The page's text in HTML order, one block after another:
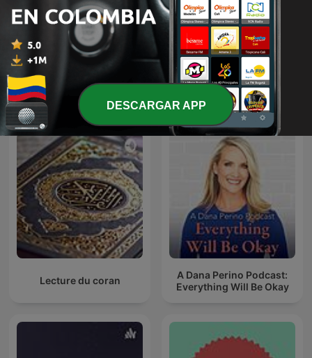
Cuenta cuentos Especiales Caracol
Más podcasts internacionales de Arte
Lecture du coran
A Dana Perino Podcast:
Everything Will Be Okay
DESCARGAR APP